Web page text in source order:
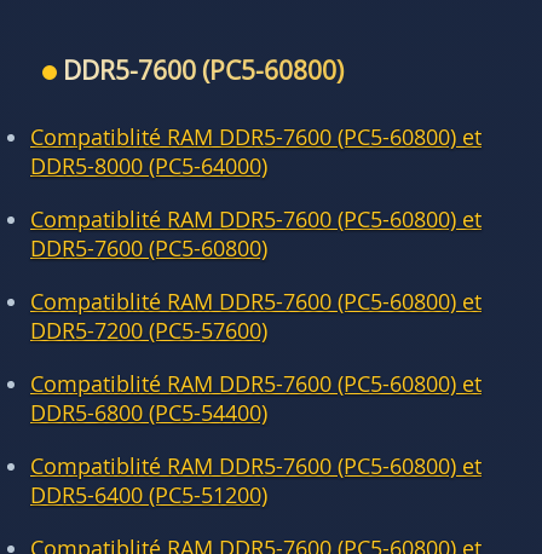
DDR5-7600 (PC5-60800)
Compatiblité RAM DDR5-7600 (PC5-60800) et
DDR5-8000 (PC5-64000)
Compatiblité RAM DDR5-7600 (PC5-60800) et
DDR5-7600 (PC5-60800)
Compatiblité RAM DDR5-7600 (PC5-60800) et
DDR5-7200 (PC5-57600)
Compatiblité RAM DDR5-7600 (PC5-60800) et
DDR5-6800 (PC5-54400)
Compatiblité RAM DDR5-7600 (PC5-60800) et
DDR5-6400 (PC5-51200)